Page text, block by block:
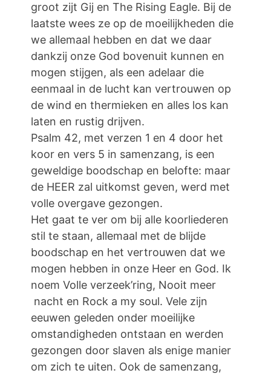
groot zijt Gij en The Rising Eagle. Bij de
laatste wees ze op de moeilijkheden die
we allemaal hebben en dat we daar
dankzij onze God bovenuit kunnen en
mogen stijgen, als een adelaar die
eenmaal in de lucht kan vertrouwen op
de wind en thermieken en alles los kan
laten en rustig drijven.
Psalm 42, met verzen 1 en 4 door het
koor en vers 5 in samenzang, is een
geweldige boodschap en belofte: maar
de HEER zal uitkomst geven, werd met
volle overgave gezongen.
Het gaat te ver om bij alle koorliederen
stil te staan, allemaal met de blijde
boodschap en het vertrouwen dat we
mogen hebben in onze Heer en God. Ik
noem Volle verzeek’ring, Nooit meer
nacht en Rock a my soul. Vele zijn
eeuwen geleden onder moeilijke
omstandigheden ontstaan en werden
gezongen door slaven als enige manier
om zich te uiten. Ook de samenzang,